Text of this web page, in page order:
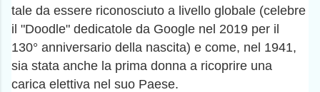
tale da essere riconosciuto a livello globale (celebre
il "Doodle" dedicatole da Google nel 2019 per il
130° anniversario della nascita) e come, nel 1941,
sia stata anche la prima donna a ricoprire una
carica elettiva nel suo Paese.